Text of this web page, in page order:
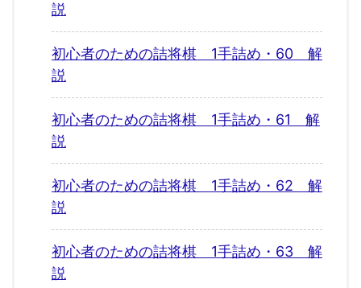
説
初心者のための詰将棋 1手詰め・60 解
説
初心者のための詰将棋 1手詰め・61 解
説
初心者のための詰将棋 1手詰め・62 解
説
初心者のための詰将棋 1手詰め・63 解
説